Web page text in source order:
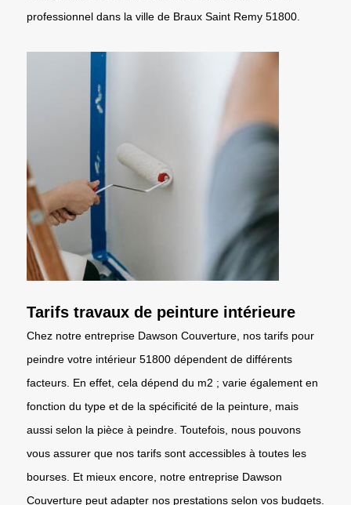
professionnel dans la ville de Braux Saint Remy 51800.
Tarifs travaux de peinture intérieure
Chez notre entreprise Dawson Couverture, nos tarifs pour
peindre votre intérieur 51800 dépendent de différents
facteurs. En effet, cela dépend du m2 ; varie également en
fonction du type et de la spécificité de la peinture, mais
aussi selon la pièce à peindre. Toutefois, nous pouvons
vous assurer que nos tarifs sont accessibles à toutes les
bourses. Et mieux encore, notre entreprise Dawson
Couverture peut adapter nos prestations selon vos budgets.